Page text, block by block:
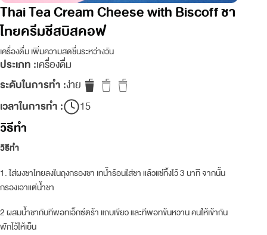
Thai Tea Cream Cheese with Biscoff ชา
ไทยครีมชีสบิสคอฟ
เครื่องดื่ม เพิ่มความสดชื่นระหว่างวัน
ประเภท :เครื่องดื่ม
ระดับในการทำ :ง่าย
เวลาในการทำ : 15
วิธีทำ
วิธีทำ
1. ใส่ผงชาไทยลงในถุงกรองชา เทน้ำร้อนใส่ชา แล้วแช่ทิ้งไว้ 3 นาที จากนั้น
กรองเอาแต่น้ําชา
2 ผสมน้ำชากับทีพอทเอ็กซ์ตร้า แถบเขียว และทีพอทข้นหวาน คนให้เข้ากัน
พักไว้ให้เย็น